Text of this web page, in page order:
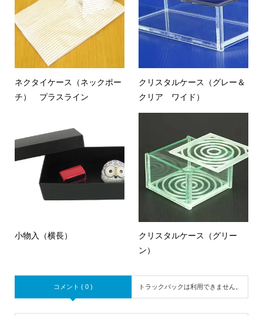
ネクタイケース（ネックポー
チ） プラスライン
クリスタルケース（グレー＆
クリア ワイド）
小物入（横長）
クリスタルケース（グリー
ン）
コメント ( 0 ) トラックバックは利用できません。